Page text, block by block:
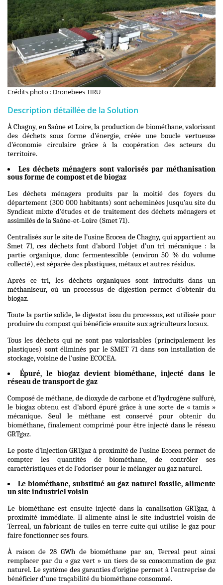
Crédits photo : Dronebees TIRU
Description détaillée de la Solution
À Chagny, en Saône et Loire, la production de biométhane, valorisant
des déchets sous forme d’énergie, créée une boucle vertueuse
d’économie circulaire grâce à la coopération des acteurs du
territoire.
Les déchets ménagers sont valorisés par méthanisation
sous forme de compost et de biogaz
Les déchets ménagers produits parla moitié des foyers du
département (300 000 habitants) sont acheminées jusqu’au site du
Syndicat mixte d’études et de traitement des déchets ménagers et
assimilés de la Saône-et-Loire (Smet 71).
Centralisés sur le site de l’usine Ecocea de Chagny, qui appartient au
Smet 71, ces déchets font d’abord l’objet d’un tri mécanique : la
partie organique, donc fermentescible (environ 50 % du volume
collecté), est séparée des plastiques, métaux et autres résidus.
Après ce tri, les déchets organiques sont introduits dans un
méthaniseur, où un processus de digestion permet d’obtenir du
biogaz.
Toute la partie solide, le digestat issu du processus, est utilisée pour
produire du compost qui bénéficie ensuite aux agriculteurs locaux.
Tous les déchets qui ne sont pas valorisables (principalement les
plastiques) sont éliminés par le SMET 71 dans son installation de
stockage, voisine de l’usine ECOCEA.
Épuré, le biogaz devient biométhane, injecté dans le
réseau de transport de gaz
Composé de méthane, de dioxyde de carbone et d’hydrogène sulfuré,
le biogaz obtenu est d’abord épuré grâce à une sorte de « tamis »
mécanique. Seul le méthane est conservé pour obtenir du
biométhane, finalement comprimé pour être injecté dans le réseau
GRTgaz.
Le poste d’injection GRTgaz à proximité de l’usine Ecocea permet de
compter les quantités de biométhane, de contrôler ses
caractéristiques et de l’odoriser pour le mélanger au gaz naturel.
Le biométhane, substitué au gaz naturel fossile, alimente
un site industriel voisin
Le biométhane est ensuite injecté dans la canalisation GRTgaz, à
proximité immédiate. Il alimente ainsi le site industriel voisin de
Terreal, un fabricant de tuiles en terre cuite qui utilise le gaz pour
faire fonctionner ses fours.
À raison de 28 GWh de biométhane par an, Terreal peut ainsi
remplacer par du « gaz vert » un tiers de sa consommation de gaz
naturel. Le système des garanties d’origine permet à l’entreprise de
bénéficier d’une traçabilité du biométhane consommé.